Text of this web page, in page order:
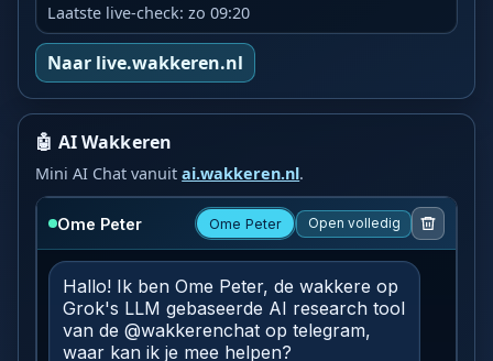
Laatste live-check: zo 09:20
Naar live.wakkeren.nl
🤖 AI Wakkeren
Mini AI Chat vanuitai.wakkeren.nl.